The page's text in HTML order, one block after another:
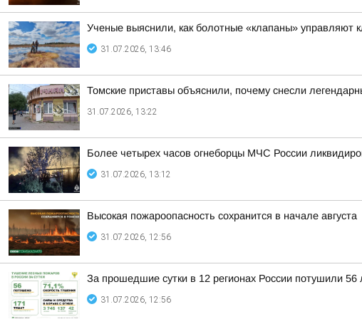
Ученые выяснили, как болотные «клапаны» управляют
31.07.2026, 13:46
Томские приставы объяснили, почему снесли
31.07.2026, 13:22
Более четырех часов огнеборцы МЧС России
31.07.2026, 13:12
Высокая пожароопасность сохранится в начале августа
31.07.2026, 12:56
За прошедшие сутки в 12 регионах России потушили 56
31.07.2026, 12:56